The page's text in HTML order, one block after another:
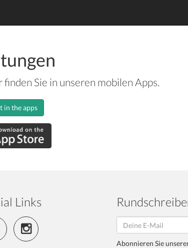
Sie in unseren mobilen Apps.
in the apps
Links
Abonnieren Sie